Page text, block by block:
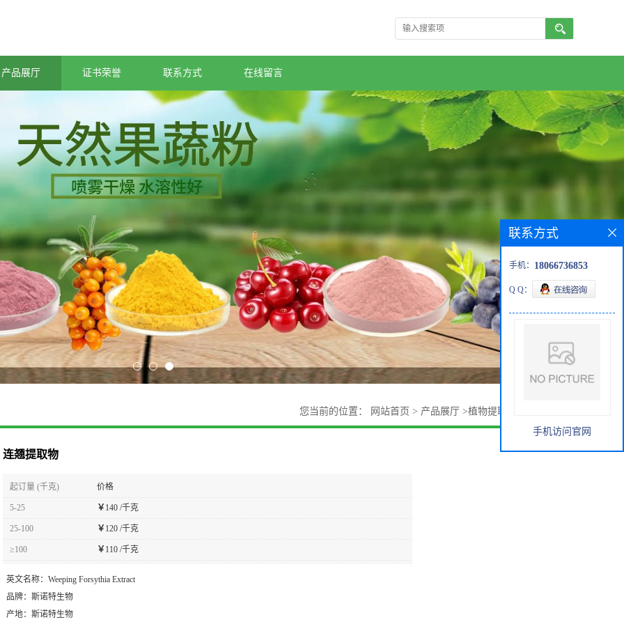
产品展厅 证书荣誉 联系方式 在线留言
您当前的位置： 网站首页 > 产品展厅 >植物提取物
连翘提取物
起订量 (千克) 价格
5-25 ￥ 140 /千克
25-100 ￥ 120 /千克
≥100 ￥ 110 /千克
英文名称： Weeping Forsythia Extract
品牌： 斯诺特生物
产地： 斯诺特生物
联系方式
手机： 18066736853
Q Q：
手机访问官网